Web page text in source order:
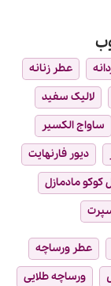
عطر زنانه
لالیک سفید
ساواج الکسیر
دیور فارنهایت
کوکو مادمازل
عطر ورساچه
ورساچه طلایی